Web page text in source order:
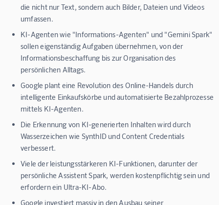
die nicht nur Text, sondern auch Bilder, Dateien und Videos
umfassen.
KI-Agenten wie "Informations-Agenten" und "Gemini Spark"
sollen eigenständig Aufgaben übernehmen, von der
Informationsbeschaffung bis zur Organisation des
persönlichen Alltags.
Google plant eine Revolution des Online-Handels durch
intelligente Einkaufskörbe und automatisierte Bezahlprozesse
mittels KI-Agenten.
Die Erkennung von KI-generierten Inhalten wird durch
Wasserzeichen wie SynthID und Content Credentials
verbessert.
Viele der leistungsstärkeren KI-Funktionen, darunter der
persönliche Assistent Spark, werden kostenpflichtig sein und
erfordern ein Ultra-KI-Abo.
Google investiert massiv in den Ausbau seiner